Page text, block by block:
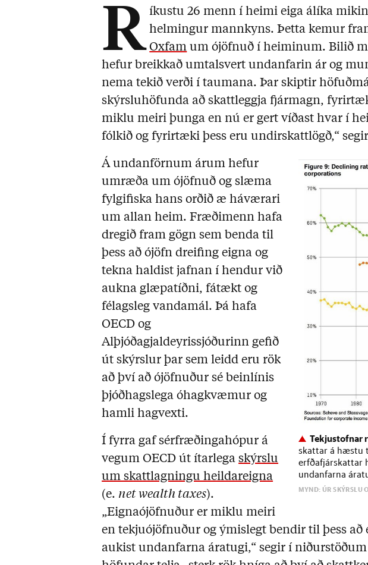
R ík­ustu 26 menn í heimi eiga álíka
helm­ingur mannkyns. Þetta kemur
Oxfam um ójöfnuð í heiminum. Bilið
hefur breikkað umtalsvert undanfarin ár og
nema tekið verði í taumana. Þar skiptir
skýrsluhöfunda að skattleggja fjármagn,
miklu meiri þunga en nú er gert víðast hvar í
fólkið og fyrirtæki þess eru undirskattlögð,“
Tekjustofnar
skattar á hæstu
erfðafjárskattar
undanfarna
MYND: ÚR SKÝRSLU
Á undanförnum árum hefur
umræða um ójöfnuð og slæma
fylgifiska hans orðið æ háværari
um allan heim. Fræðimenn hafa
dregið fram gögn sem benda til
þess að ójöfn dreifing eigna og
tekna haldist jafnan í hendur við
aukna glæpatíðni, fátækt og
félagsleg vandamál. Þá hafa
OECD og
Alþjóðagjaldeyrissjóðurinn gefið
út skýrslur þar sem leidd eru rök
að því að ójöfnuður sé beinlínis
þjóðhagslega óhagkvæmur og
hamli hagvexti.
Í fyrra gaf sérfræðingahópur á
vegum OECD út ítarlegaskýrslu
um skattlagningu heildareigna
(e. net wealth taxes).
„Eignaójöfnuður er miklu meiri
en tekjuójöfnuður og ýmislegt bendir til þess
aukist undanfarna áratugi,“ segir í